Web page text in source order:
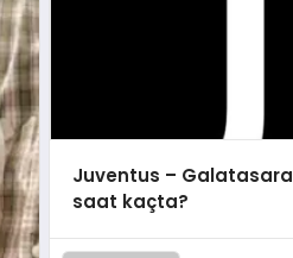
Juventus –
saat kaçta?